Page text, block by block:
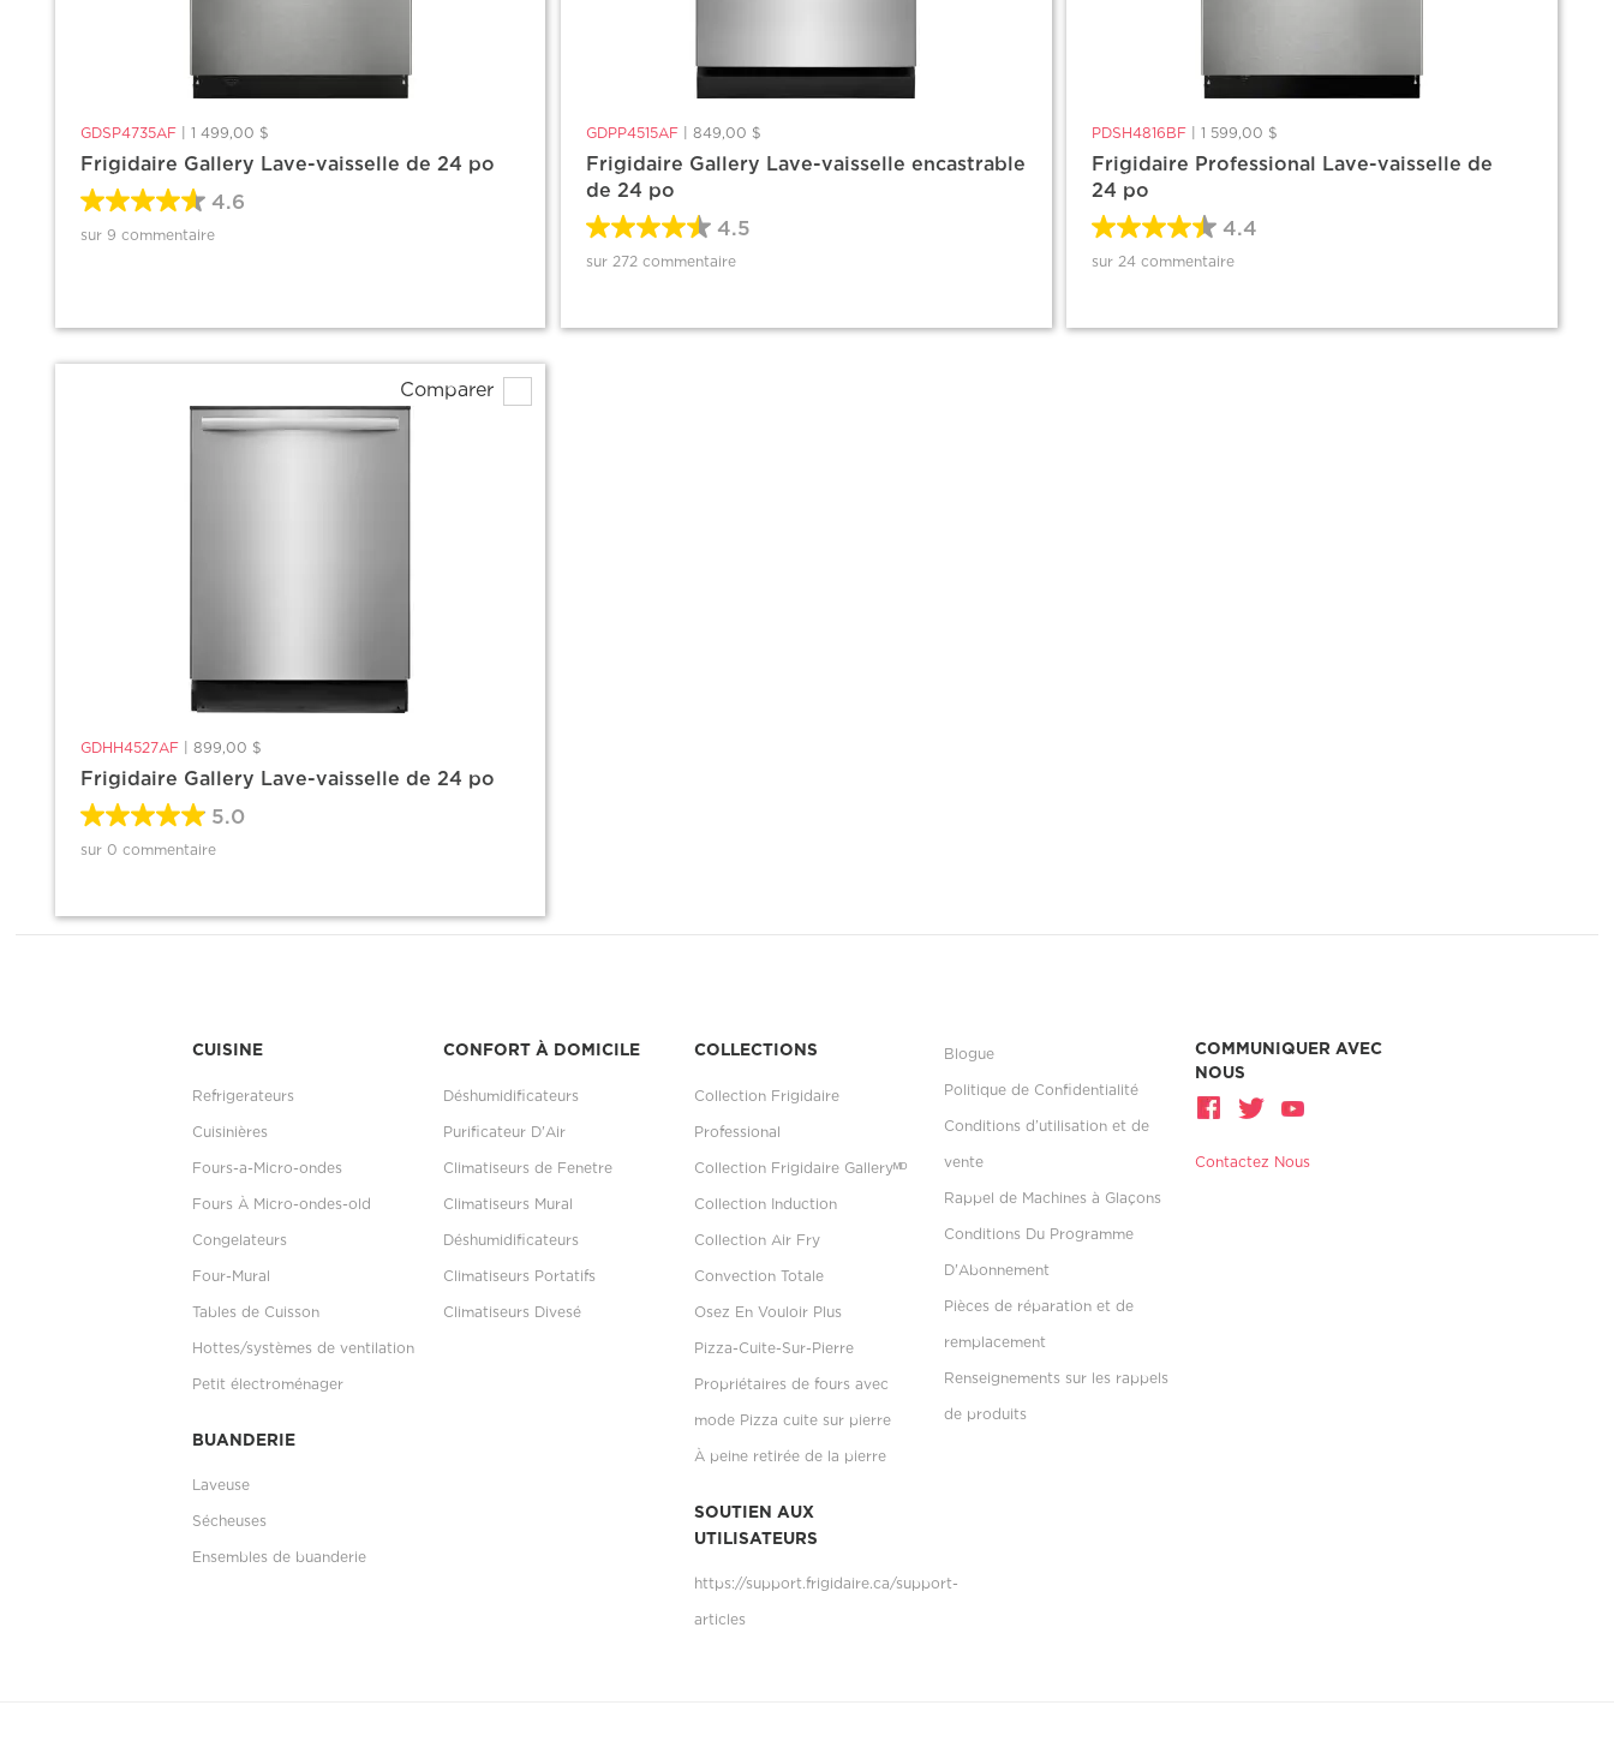
GDSP4735AF |1 499,00 $
Frigidaire Gallery Lave-vaisselle de 24 po
4.6
sur 9 commentaire
GDPP4515AF |849,00 $
Frigidaire Gallery Lave-vaisselle encastrable
de 24 po
4.5
sur 272 commentaire
PDSH4816BF |1 599,00 $
Frigidaire Professional Lave-vaisselle de
24 po
4.4
sur 24 commentaire
Comparer
GDHH4527AF |899,00 $
Frigidaire Gallery Lave-vaisselle de 24 po
5.0
sur 0 commentaire
CUISINE
Refrigerateurs
Cuisinières
Fours-a-Micro-ondes
Fours À Micro-ondes-old
Congelateurs
Four-Mural
Tables de Cuisson
Hottes/systèmes de ventilation
Petit électroménager
BUANDERIE
Laveuse
Sécheuses
Ensembles de buanderie
CONFORT À DOMICILE
Déshumidificateurs
Purificateur D'Air
Climatiseurs de Fenetre
Climatiseurs Mural
Déshumidificateurs
Climatiseurs Portatifs
Climatiseurs Divesé
COLLECTIONS
Collection Frigidaire
Professional
Collection Frigidaire Galleryᴹᴰ
Collection Induction
Collection Air Fry
Convection Totale
Osez En Vouloir Plus
Pizza-Cuite-Sur-Pierre
Propriétaires de fours avec
mode Pizza cuite sur pierre
À peine retirée de la pierre
SOUTIEN AUX
UTILISATEURS
https://support.frigidaire.ca/support-
articles
Blogue
Politique de Confidentialité
Conditions d’utilisation et de
vente
Rappel de Machines à Glaçons
Conditions Du Programme
D'Abonnement
Pièces de réparation et de
remplacement
Renseignements sur les rappels
de produits
COMMUNIQUER AVEC
NOUS
Contactez Nous